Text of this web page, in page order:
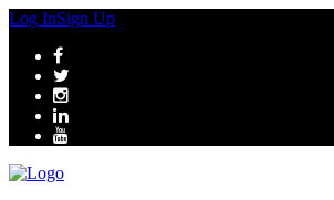
Log InSign Up